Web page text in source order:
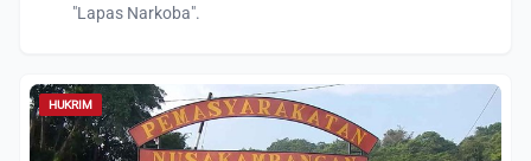
"Lapas Narkoba".
HUKRIM